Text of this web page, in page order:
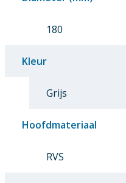
180
Kleur
Grijs
Hoofdmateriaal
RVS